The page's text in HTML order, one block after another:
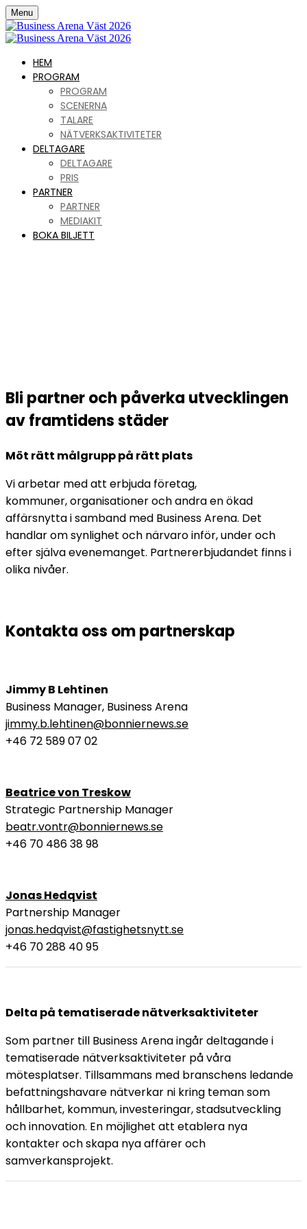
Menu
HEM
PROGRAM
PROGRAM
SCENERNA
TALARE
NÄTVERKSAKTIVITETER
DELTAGARE
DELTAGARE
PRIS
PARTNER
PARTNER
MEDIAKIT
BOKA BILJETT
Bli partner och påverka utvecklingen
av framtidens städer
Möt rätt målgrupp på rätt plats
Vi arbetar med att erbjuda företag,
kommuner, organisationer och andra en ökad
affärsnytta i samband med Business Arena. Det
handlar om synlighet och närvaro inför, under och
efter själva evenemanget. Partnererbjudandet finns i
olika nivåer.
Kontakta oss om partnerskap
Jimmy B Lehtinen
​​​​​​​Business Manager, Business Arena
jimmy.b.lehtinen@bonniernews.se
+46 72 589 07 02
Beatrice von Treskow
Strategic Partnership Manager
beatr.vontr@bonniernews.se
+46 70 486 38 98
Jonas Hedqvist
Partnership Manager
jonas.hedqvist@fastighetsnytt.se
+46 70 288 40 95
Delta på tematiserade nätverksaktiviteter
Som partner till Business Arena ingår deltagande i
tematiserade nätverksaktiviteter på våra
mötesplatser. Tillsammans med branschens ledande
befattningshavare nätverkar ni kring teman som
hållbarhet, kommun, investeringar, stadsutveckling
och innovation. En möjlighet att etablera nya
kontakter och skapa nya affärer och
samverkansprojekt.